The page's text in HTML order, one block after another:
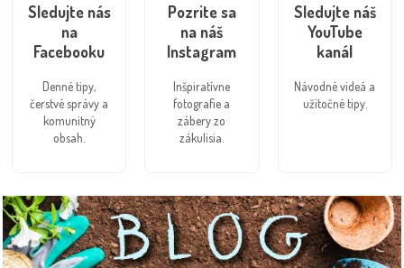
Sledujte nás
na
Facebooku
Denné tipy,
čerstvé správy a
komunitný
obsah.
Pozrite sa
na náš
Instagram
Inšpiratívne
fotografie a
zábery zo
zákulisia.
Sledujte náš
YouTube
kanál
Návodné videá a
užitočné tipy.